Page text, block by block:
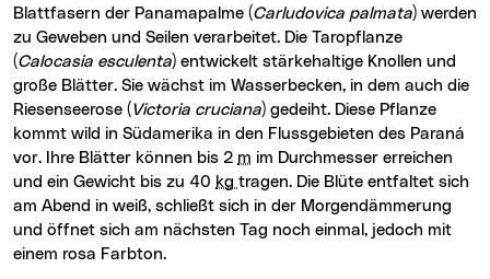
Blattfasern der Panamapalme (Carludovica palmata) werden
zu Geweben und Seilen verarbeitet. Die Taropflanze
(Calocasia esculenta) entwickelt stärkehaltige Knollen und
große Blätter. Sie wächst im Wasserbecken, in dem auch die
Riesenseerose ( Victoria cruciana) gedeiht. Diese Pflanze
kommt wild in Südamerika in den Flussgebieten des Paraná
vor. Ihre Blätter können bis 2 m im Durchmesser erreichen
und ein Gewicht bis zu 40 kg tragen. Die Blüte entfaltet sich
am Abend in weiß, schließt sich in der Morgendämmerung
und öffnet sich am nächsten Tag noch einmal, jedoch mit
einem rosa Farbton.